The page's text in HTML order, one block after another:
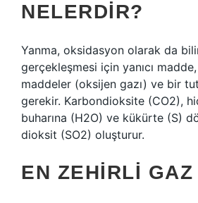
NELERDIR?
Yanma, oksidasyon olarak da
gerçekleşmesi için yanıcı madde,
maddeler (oksijen gazı) ve bir
gerekir. Karbondioksite (CO2),
buharına (H2O) ve kükürte (S)
dioksit (SO2) oluşturur.
EN ZEHIRLI GAZ